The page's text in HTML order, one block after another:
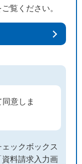
覧ください。
意しま
ックボックス
料請求入力画